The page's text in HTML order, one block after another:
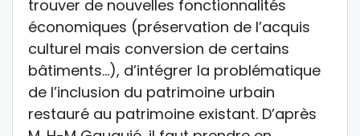
trouver de nouvelles fonctionnalités
économiques (préservation de l’acquis
culturel mais conversion de certains
bâtiments…), d’intégrer la problématique
de l’inclusion du patrimoine urbain
restauré au patrimoine existant. D’après